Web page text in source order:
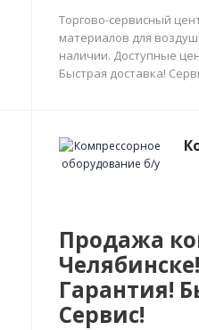
Торгово-сервисный
материалов для
наличии. Доступные
Быстрая доставка!
Продажа
Гарантия!
Сервис!